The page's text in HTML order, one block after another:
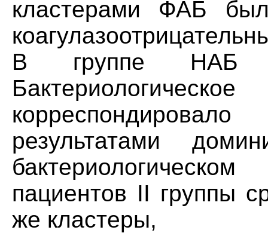
кластерами ФАБ
В группе НАБ
результатами
пациентов II группы
же кластеры,